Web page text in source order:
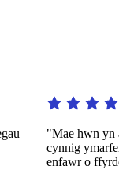
"Mae hwn yn ap
cynnig ymarfer
enfawr o ffyrdd